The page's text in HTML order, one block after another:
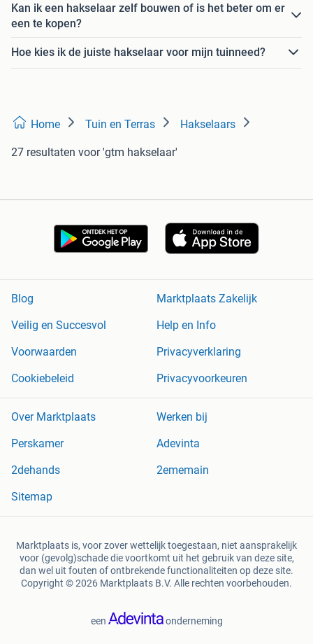
Kan ik een hakselaar zelf bouwen of is het beter om er
een te kopen?
Hoe kies ik de juiste hakselaar voor mijn tuinneed?
Home Tuin en Terras Hakselaars
27 resultaten voor 'gtm hakselaar'
Blog
Marktplaats Zakelijk
Veilig en Succesvol
Help en Info
Voorwaarden
Privacyverklaring
Cookiebeleid
Privacyvoorkeuren
Over Marktplaats
Werken bij
Perskamer
Adevinta
2dehands
2ememain
Sitemap
Marktplaats is, voor zover wettelijk toegestaan, niet aansprakelijk
voor (gevolg)schade die voortkomt uit het gebruik van deze site,
dan wel uit fouten of ontbrekende functionaliteiten op deze site.
Copyright © 2026 Marktplaats B.V. Alle rechten voorbehouden.
een onderneming